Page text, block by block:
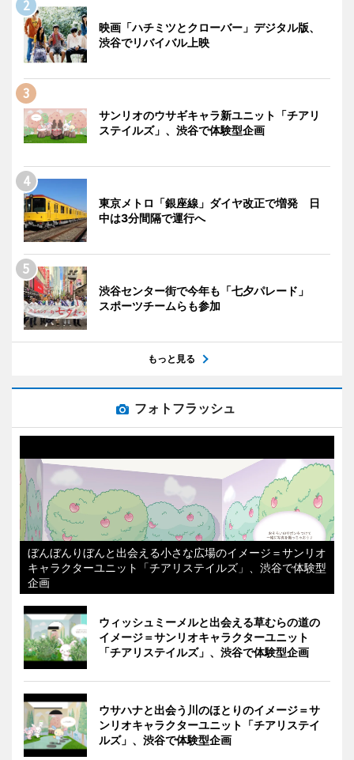
映画「ハチミツとクローバー」デジタル版、
渋谷でリバイバル上映
サンリオのウサギキャラ新ユニット「チアリ
ステイルズ」、渋谷で体験型企画
東京メトロ「銀座線」ダイヤ改正で増発 日
中は3分間隔で運行へ
渋谷センター街で今年も「七夕パレード」
スポーツチームらも参加
もっと見る
フォトフラッシュ
ぼんぼんりぼんと出会える小さな広場のイメージ＝サンリオ
キャラクターユニット「チアリステイルズ」、渋谷で体験型
企画
ウィッシュミーメルと出会える草むらの道の
イメージ＝サンリオキャラクターユニット
「チアリステイルズ」、渋谷で体験型企画
ウサハナと出会う川のほとりのイメージ＝サ
ンリオキャラクターユニット「チアリステイ
ルズ」、渋谷で体験型企画